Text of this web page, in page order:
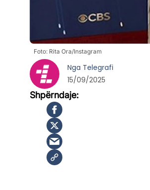
Foto: Rita Ora/Instagram
Nga Telegrafi
15/09/2025